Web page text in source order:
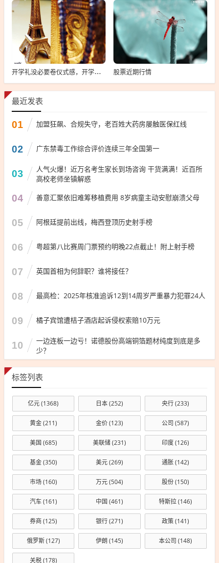
开学礼没必要卷仪式感，开学礼，简化仪式感，提升教育体验 股票近期行情
最近发表
01 加盟狂飙、合规失守，老百姓大药房屡触医保红线
02 广东禁毒工作综合评价连续三年全国第一
03
人气火爆！近万名考生家长到场咨询 干货满满！近百所
高校老师坐镇解惑
04 善意汇聚依旧难筹移植费用 8岁病童主动安慰崩溃父母
05 阿根廷提前出线，梅西登顶历史射手榜
06 粤超第八比赛周门票预约明晚22点截止！附上射手榜
07 英国首相为何辞职？谁将接任？
08 最高检：2025年核准追诉12到14周岁严重暴力犯罪24人
09 橘子宾馆遭桔子酒店起诉侵权索赔10万元
10
一边连板一边亏！诺德股份高端铜箔题材纯度到底是多
少？
标签列表
亿元(1368) 日本(252) 央行(233)
黄金(211) 金价(123) 公司 (587)
美国 (685) 美联储(231) 印度(126)
基金(350) 美元(269) 通胀(142)
市场(160) 万元(504) 股份(150)
汽车(161) 中国 (461) 特斯拉(146)
券商(125) 银行(271) 政策(141)
俄罗斯(127) 伊朗 (145) 本公司 (148)
关税(178)